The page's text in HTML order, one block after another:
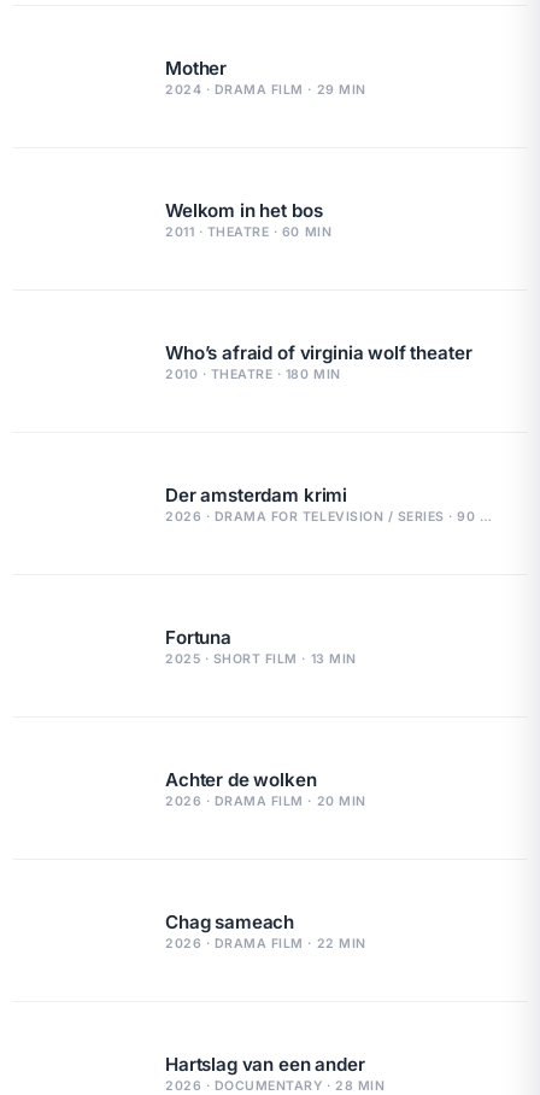
Mother
2024 · DRAMA FILM · 29 MIN
Welkom in het bos
2011 · THEATRE · 60 MIN
Who’s afraid of virginia wolf theater
2010 · THEATRE · 180 MIN
Der amsterdam krimi
2026 · DRAMA FOR TELEVISION / SERIES · 90 MIN
Fortuna
2025 · SHORT FILM · 13 MIN
Achter de wolken
2026 · DRAMA FILM · 20 MIN
Chag sameach
2026 · DRAMA FILM · 22 MIN
Hartslag van een ander
2026 · DOCUMENTARY · 28 MIN